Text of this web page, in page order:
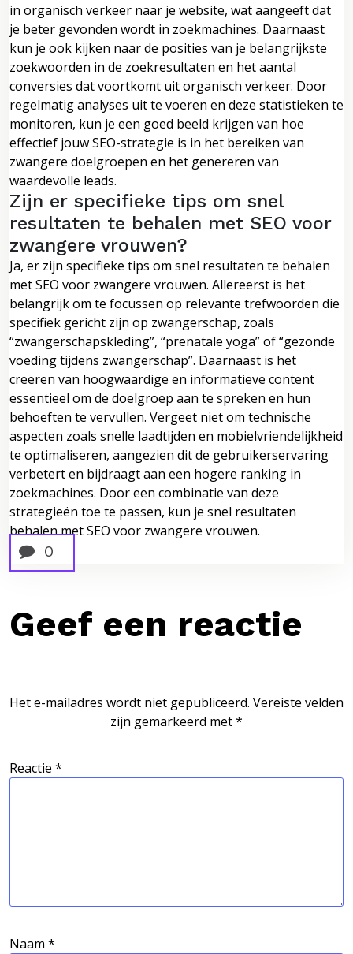
in organisch verkeer naar je website, wat aangeeft dat
je beter gevonden wordt in zoekmachines. Daarnaast
kun je ook kijken naar de posities van je belangrijkste
zoekwoorden in de zoekresultaten en het aantal
conversies dat voortkomt uit organisch verkeer. Door
regelmatig analyses uit te voeren en deze statistieken te
monitoren, kun je een goed beeld krijgen van hoe
effectief jouw SEO-strategie is in het bereiken van
zwangere doelgroepen en het genereren van
waardevolle leads.
Zijn er specifieke tips om snel
resultaten te behalen met SEO voor
zwangere vrouwen?
Ja, er zijn specifieke tips om snel resultaten te behalen
met SEO voor zwangere vrouwen. Allereerst is het
belangrijk om te focussen op relevante trefwoorden die
specifiek gericht zijn op zwangerschap, zoals
“zwangerschapskleding”, “prenatale yoga” of “gezonde
voeding tijdens zwangerschap”. Daarnaast is het
creëren van hoogwaardige en informatieve content
essentieel om de doelgroep aan te spreken en hun
behoeften te vervullen. Vergeet niet om technische
aspecten zoals snelle laadtijden en mobielvriendelijkheid
te optimaliseren, aangezien dit de gebruikerservaring
verbetert en bijdraagt aan een hogere ranking in
zoekmachines. Door een combinatie van deze
strategieën toe te passen, kun je snel resultaten
behalen met SEO voor zwangere vrouwen.
0
Geef een reactie
Het e-mailadres wordt niet gepubliceerd. Vereiste velden
zijn gemarkeerd met*
Reactie *
Naam *